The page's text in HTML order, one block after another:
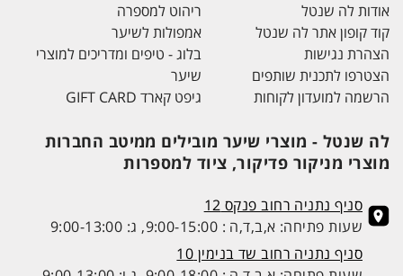
אודות לה שנטל
קוד קופון אתר לה שנטל
הצהרת נגישות
הצטרפו לתכנית שותפים
הרשמה למועדון לקוחות
ריהוט למספרה
אמפולות לשיער
בלוג - טיפים ומדריכים למוצרי
שיער
גיפט קארד GIFT CARD
לה שנטל - מוצרי שיער מובילים ממיטב החברות
מוצרי מניקור פדיקור, ציוד למספרות
סניף נתניה רחוב פנקס 12
שעות פתיחה: א,ב,ד,ה : 9:00-15:00, ג: 9:00-13:00
סניף נתניה רחוב שד בנימין 10